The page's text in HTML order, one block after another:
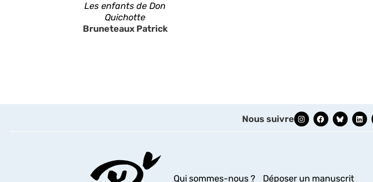
Les enfants de Don
Quichotte
Bruneteaux Patrick
Nous suivre
Qui sommes-nous ? Déposer un manuscrit